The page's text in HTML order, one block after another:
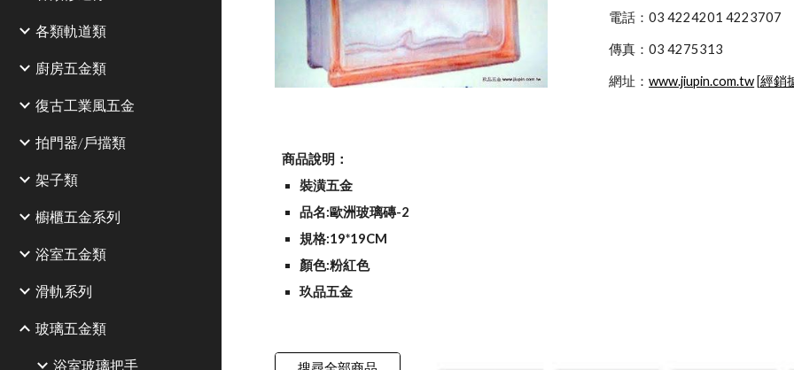
各類軌道類
廚房五金類
復古工業風五金
拍門器/戶擋類
架子類
櫥櫃五金系列
浴室五金類
滑軌系列
玻璃五金類
浴室玻璃把手
            電話：03 4224201 4223707
            傳真：03 4275313
            網址：
www.jiupin.com.tw [經銷
商品說明：
裝潢五金
品名:歐洲玻璃磚-2
規格:19*19CM
顏色:粉紅色
玖品五金